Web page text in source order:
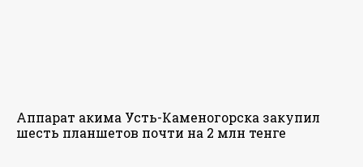
Аппарат акима Усть-Каменогорска закупил
шесть планшетов почти на 2 млн тенге